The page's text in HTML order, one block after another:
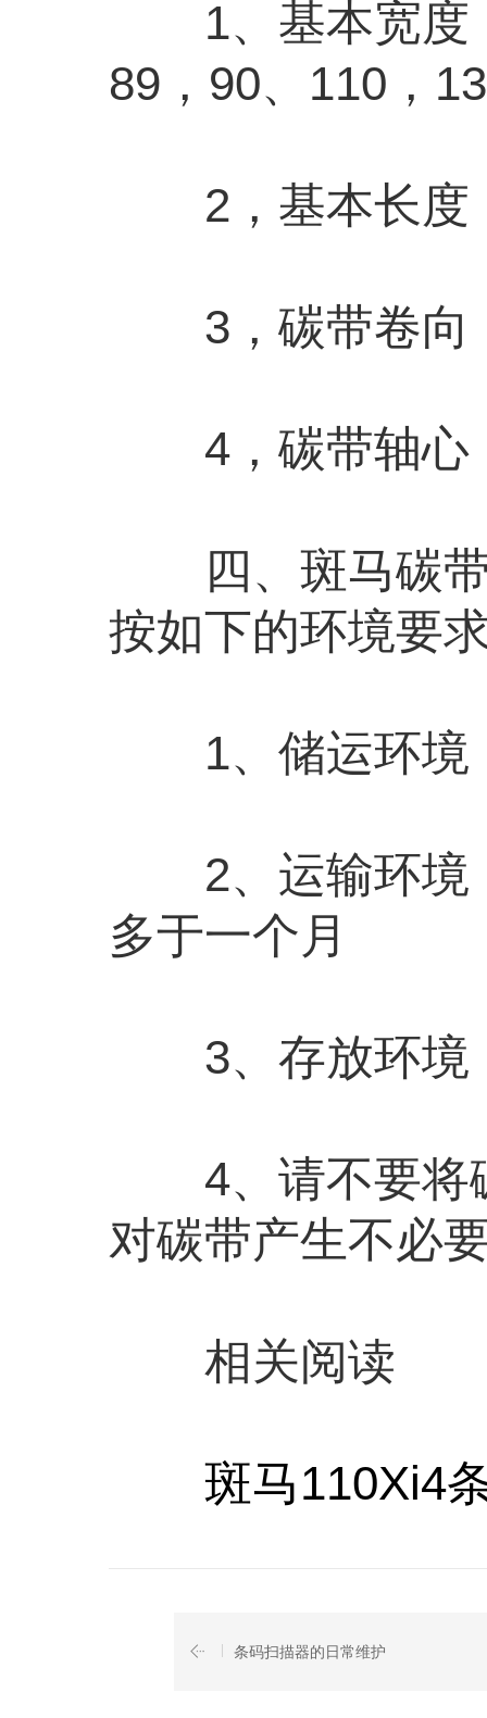
1、基本宽度（
89，90、110，
2，基本长度（
3，碳带卷向
4，碳带轴心
四、斑马碳带
按如下的环境要
1、储运环境
2、运输环境
多于一个月
3、存放环境
4、请不要将碳
对碳带产生不必
相关阅读
斑马110Xi4条
条码扫描器的日常维护